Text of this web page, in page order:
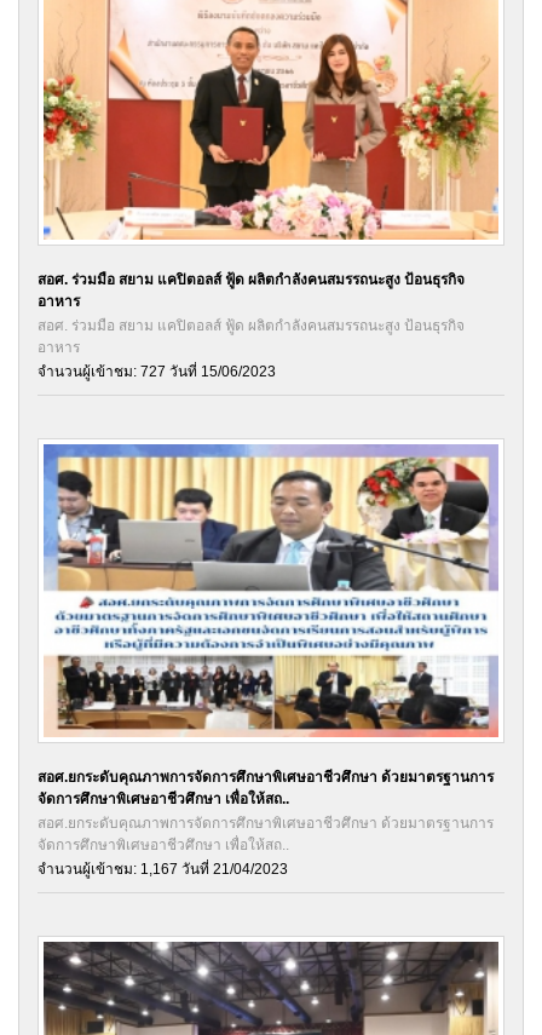
สอศ. ร่วมมือ สยาม แคปิตอลส์ ฟู้ด ผลิตกำลังคนสมรรถนะสูง ป้อนธุรกิจ
อาหาร
สอศ. ร่วมมือ สยาม แคปิตอลส์ ฟู้ด ผลิตกำลังคนสมรรถนะสูง ป้อนธุรกิจ
อาหาร
จำนวนผู้เข้าชม: 727 วันที่ 15/06/2023
สอศ.ยกระดับคุณภาพการจัดการศึกษาพิเศษอาชีวศึกษา ด้วยมาตรฐานการ
จัดการศึกษาพิเศษอาชีวศึกษา เพื่อให้สถ..
สอศ.ยกระดับคุณภาพการจัดการศึกษาพิเศษอาชีวศึกษา ด้วยมาตรฐานการ
จัดการศึกษาพิเศษอาชีวศึกษา เพื่อให้สถ..
จำนวนผู้เข้าชม: 1,167 วันที่ 21/04/2023